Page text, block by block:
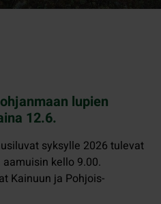
lupien
12.6.
syksylle 2026 tulevat
kello 9.00.
Kainuun ja Pohjois-